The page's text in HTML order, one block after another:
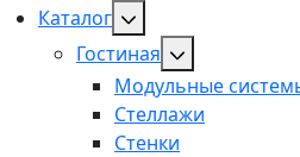
Каталог
Гостиная
Модульные
Стеллажи
Стенки